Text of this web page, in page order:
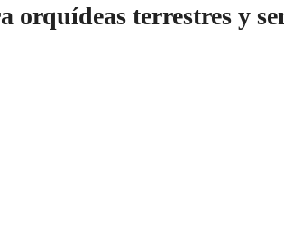
orquídeas terrestres y